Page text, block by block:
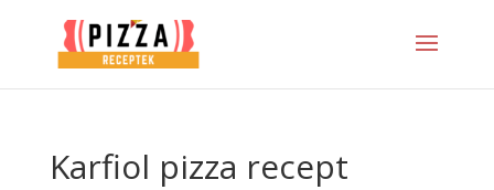
Karfiol pizza recept